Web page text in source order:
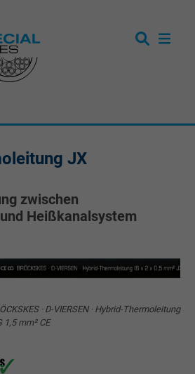
JX
zwischen
Heißkanalsystem
· D-VIERSEN · Hybrid-Thermoleitung
1,5 mm² CE